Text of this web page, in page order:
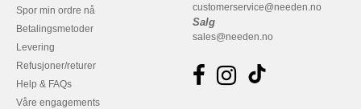
Spor min ordre nå
Betalingsmetoder
Levering
Refusjoner/returer
Help & FAQs
Våre engagements
customerservice@needen.no
Salg
sales@needen.no